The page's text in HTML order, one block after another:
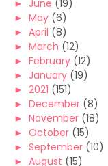
► June (19)
► May (6)
► April (8)
► March (12)
► February (12)
► January (19)
► 2021 (151)
► December (8)
► November (18)
► October (15)
► September (10)
► August (15)